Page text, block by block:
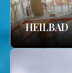
HEILBAD